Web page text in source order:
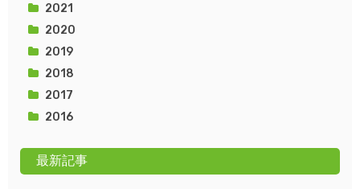
2021
2020
2019
2018
2017
2016
最新記事